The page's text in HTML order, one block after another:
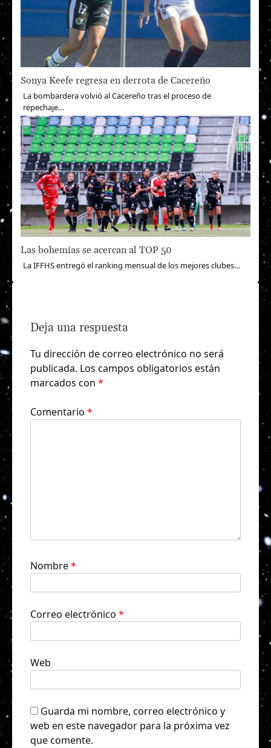
Sonya Keefe regresa en derrota de Cacereño
La bombardera volvió al Cacereño tras el proceso de
repechaje…
Las bohemias se acercan al TOP 50
La IFFHS entregó el ranking mensual de los mejores clubes…
Deja una respuesta
Tu dirección de correo electrónico no será
publicada. Los campos obligatorios están
marcados con *
Comentario *
Nombre*
Correo electrónico *
Web
Guarda mi nombre, correo electrónico y
web en este navegador para la próxima vez
que comente.